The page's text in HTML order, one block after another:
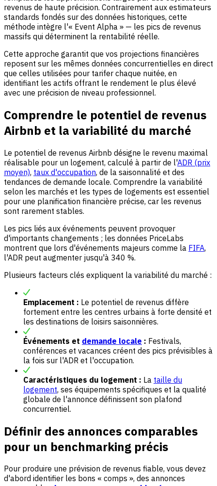
revenus de haute précision. Contrairement aux estimateurs
standards fondés sur des données historiques, cette
méthode intègre l'« Event Alpha » — les pics de revenus
massifs qui déterminent la rentabilité réelle.
Cette approche garantit que vos projections financières
reposent sur les mêmes données concurrentielles en direct
que celles utilisées pour tarifer chaque nuitée, en
identifiant les actifs offrant le rendement le plus élevé
avec une précision de niveau professionnel.
Comprendre le potentiel de revenus
Airbnb et la variabilité du marché
Le potentiel de revenus Airbnb désigne le revenu maximal
réalisable pour un logement, calculé à partir de l'ADR (prix
moyen), taux d'occupation, de la saisonnalité et des
tendances de demande locale. Comprendre la variabilité
selon les marchés et les types de logements est essentiel
pour une planification financière précise, car les revenus
sont rarement stables.
Les pics liés aux événements peuvent provoquer
d'importants changements ; les données PriceLabs
montrent que lors d'événements majeurs comme la FIFA,
l'ADR peut augmenter jusqu'à 340 %.
Plusieurs facteurs clés expliquent la variabilité du marché :
Emplacement : Le potentiel de revenus diffère
fortement entre les centres urbains à forte densité et
les destinations de loisirs saisonnières.
Événements et demande locale : Festivals,
conférences et vacances créent des pics prévisibles à
la fois sur l'ADR et l'occupation.
Caractéristiques du logement : La taille du
logement, ses équipements spécifiques et la qualité
globale de l'annonce définissent son plafond
concurrentiel.
Définir des annonces comparables
pour un benchmarking précis
Pour produire une prévision de revenus fiable, vous devez
d'abord identifier les bons « comps », des annonces